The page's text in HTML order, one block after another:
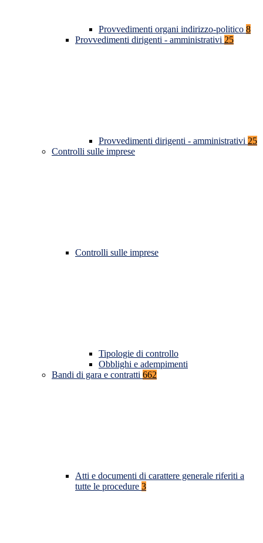
Provvedimenti organi indirizzo-politico 8
Provvedimenti dirigenti - amministrativi 25
Provvedimenti dirigenti - amministrativi 25
Controlli sulle imprese
Controlli sulle imprese
Tipologie di controllo
Obblighi e adempimenti
Bandi di gara e contratti 662
Atti e documenti di carattere generale riferiti a
tutte le procedure 3